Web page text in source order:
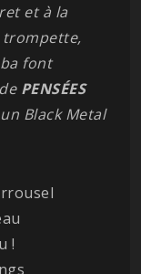
et à la
trompette,
font
PENSÉES
Black Metal
!